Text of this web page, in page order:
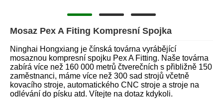
Mosaz Pex A Fiting Kompresní Spojka
Ninghai Hongxiang je čínská továrna vyrábějící
mosaznou kompresní spojku Pex A Fitting. Naše továrna
zabírá více než 160 000 metrů čtverečních s přibližně 150
zaměstnanci, máme více než 300 sad strojů včetně
kovacího stroje, automatického CNC stroje a stroje na
odlévání do písku atd. Vítejte na dotaz kdykoli.